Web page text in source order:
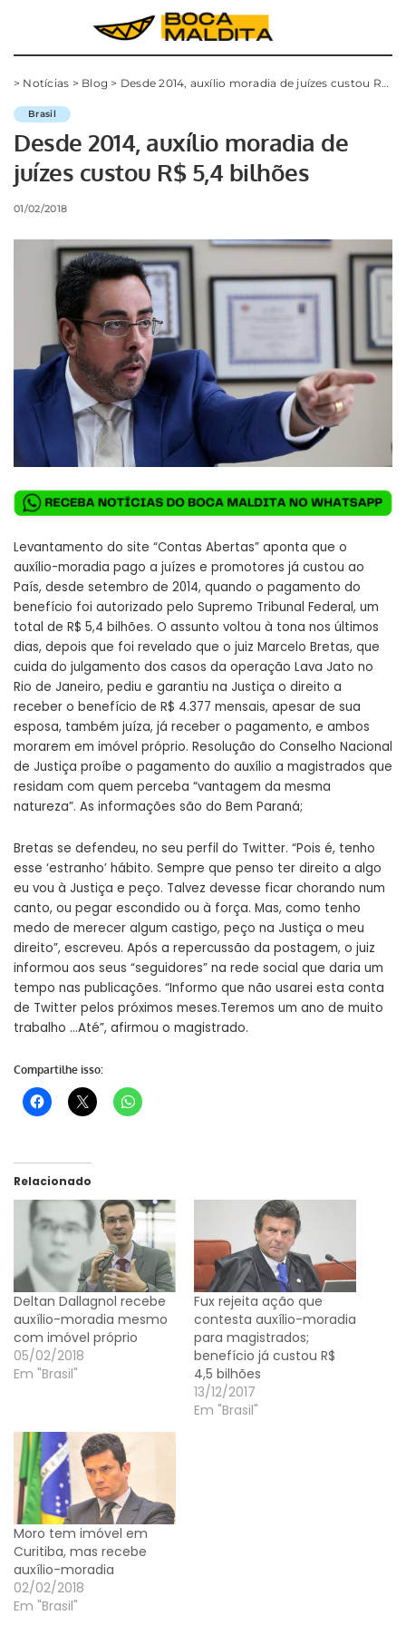
> Notícias > Blog > Desde 2014, auxílio moradia de juízes custou R$ 5,4 bilhões
Brasil
Desde 2014, auxílio moradia de
juízes custou R$ 5,4 bilhões
01/02/2018
Levantamento do site “Contas Abertas” aponta que o
auxílio-moradia pago a juízes e promotores já custou ao
País, desde setembro de 2014, quando o pagamento do
benefício foi autorizado pelo Supremo Tribunal Federal, um
total de R$ 5,4 bilhões. O assunto voltou à tona nos últimos
dias, depois que foi revelado que o juiz Marcelo Bretas, que
cuida do julgamento dos casos da operação Lava Jato no
Rio de Janeiro, pediu e garantiu na Justiça o direito a
receber o benefício de R$ 4.377 mensais, apesar de sua
esposa, também juíza, já receber o pagamento, e ambos
morarem em imóvel próprio. Resolução do Conselho Nacional
de Justiça proíbe o pagamento do auxílio a magistrados que
residam com quem perceba “vantagem da mesma
natureza”. As informações são do Bem Paraná;
Bretas se defendeu, no seu perfil do Twitter. “Pois é, tenho
esse ‘estranho’ hábito. Sempre que penso ter direito a algo
eu vou à Justiça e peço. Talvez devesse ficar chorando num
canto, ou pegar escondido ou à força. Mas, como tenho
medo de merecer algum castigo, peço na Justiça o meu
direito”, escreveu. Após a repercussão da postagem, o juiz
informou aos seus “seguidores” na rede social que daria um
tempo nas publicações. “Informo que não usarei esta conta
de Twitter pelos próximos meses.Teremos um ano de muito
trabalho …Até”, afirmou o magistrado.
Compartilhe isso:
Relacionado
Deltan Dallagnol recebe
auxílio-moradia mesmo
com imóvel próprio
05/02/2018
Em "Brasil"
Fux rejeita ação que
contesta auxílio-moradia
para magistrados;
benefício já custou R$
4,5 bilhões
13/12/2017
Em "Brasil"
Moro tem imóvel em
Curitiba, mas recebe
auxílio-moradia
02/02/2018
Em "Brasil"